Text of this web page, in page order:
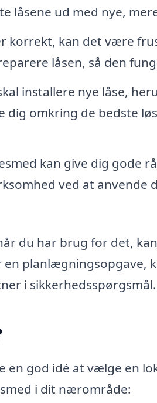
låsene ud med nye,
korrekt, kan det være
låsen, så den
installere nye låse,
dig omkring de bedste
kan give dig gode
ved at anvende
du har brug for det,
planlægningsopgave,
i sikkerhedsspørgsmål.
en god idé at vælge en
i dit nærområde: